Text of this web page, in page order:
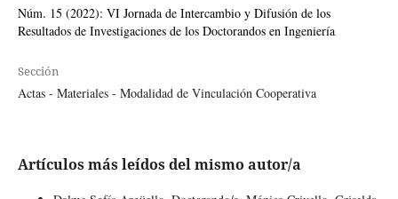
Núm. 15 (2022): VI Jornada de Intercambio y Difusión de los
Resultados de Investigaciones de los Doctorandos en Ingeniería
Sección
Actas - Materiales - Modalidad de Vinculación Cooperativa
Artículos más leídos del mismo autor/a